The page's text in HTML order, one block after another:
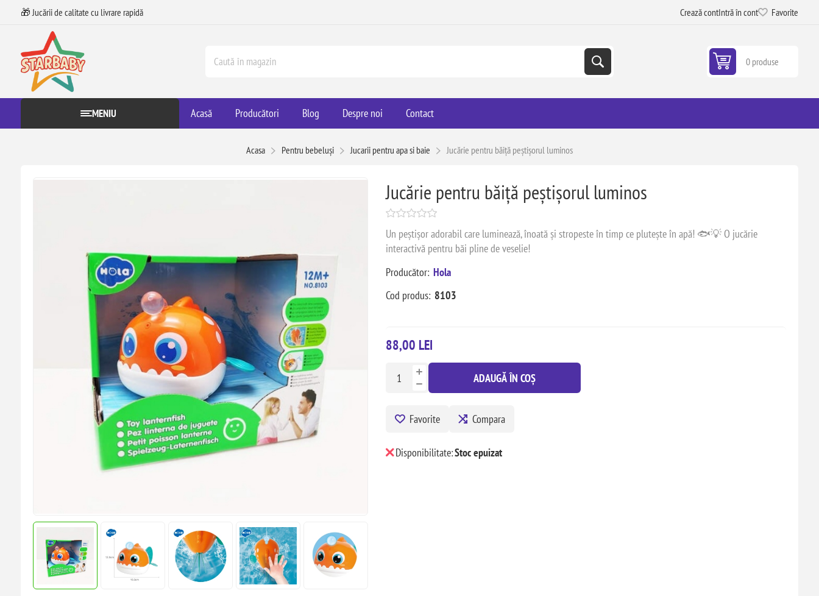
🎁 Jucării de calitate cu livrare rapidă Crează contIntră în cont Favorite
0 produse
MENIU Acasă Producători Blog Despre noi Contact
Acasa Pentru bebeluși Jucarii pentru apa si baie Jucărie pentru băiță peștișorul luminos
Jucărie pentru băiță peștișorul luminos
Un peștișor adorabil care luminează, înoată și stropeste în timp ce plutește în apă! 🐟💡 O jucărie
interactivă pentru băi pline de veselie!
Producător: Hola
Cod produs: 8103
88,00 LEI
ADAUGĂ ÎN COȘ
Favorite Compara
Disponibilitate:Stoc epuizat